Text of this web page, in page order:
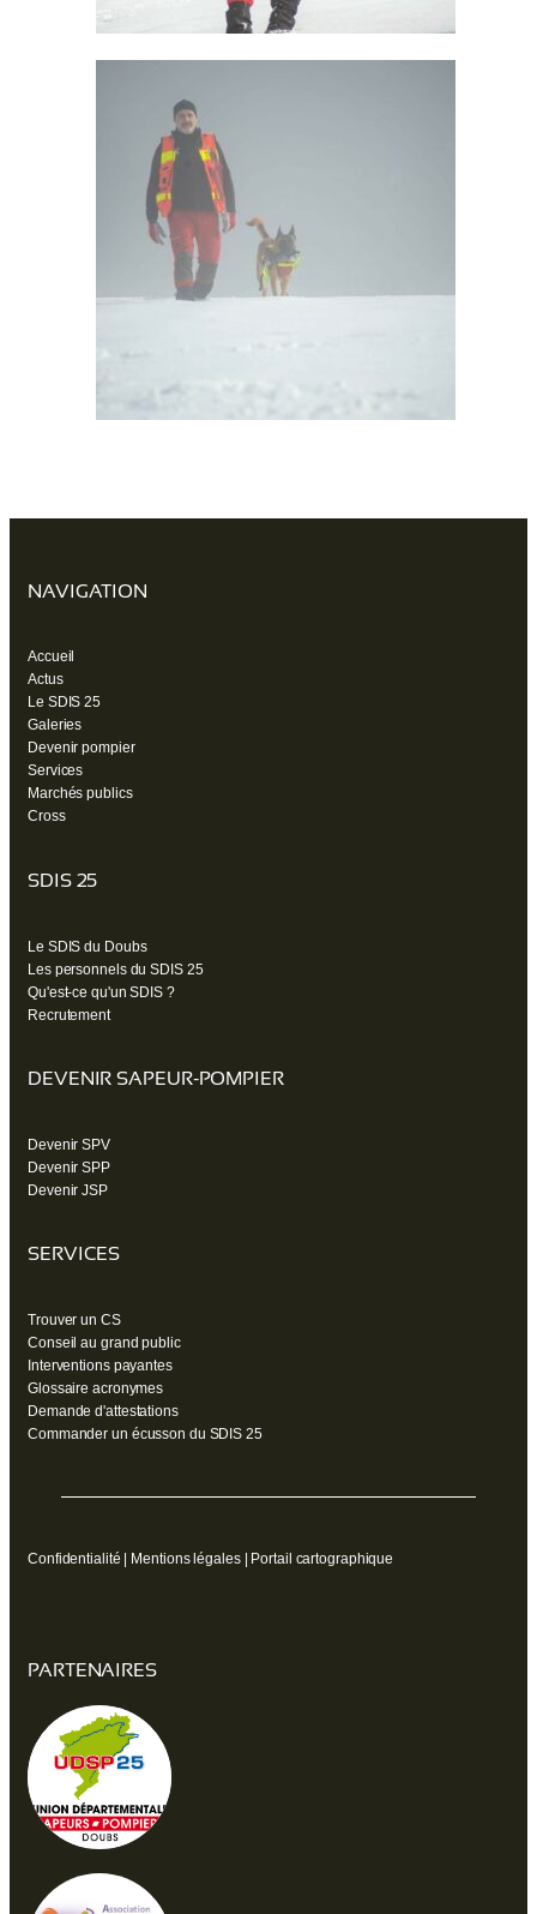
NAVIGATION
Accueil
Actus
Le SDIS 25
Galeries
Devenir pompier
Services
Marchés publics
Cross
SDIS 25
Le SDIS du Doubs
Les personnels du SDIS 25
Qu'est-ce qu'un SDIS ?
Recrutement
DEVENIR SAPEUR-POMPIER
Devenir SPV
Devenir SPP
Devenir JSP
SERVICES
Trouver un CS
Conseil au grand public
Interventions payantes
Glossaire acronymes
Demande d'attestations
Commander un écusson du SDIS 25
Confidentialité Mentions légales| Portail cartographique
PARTENAIRES